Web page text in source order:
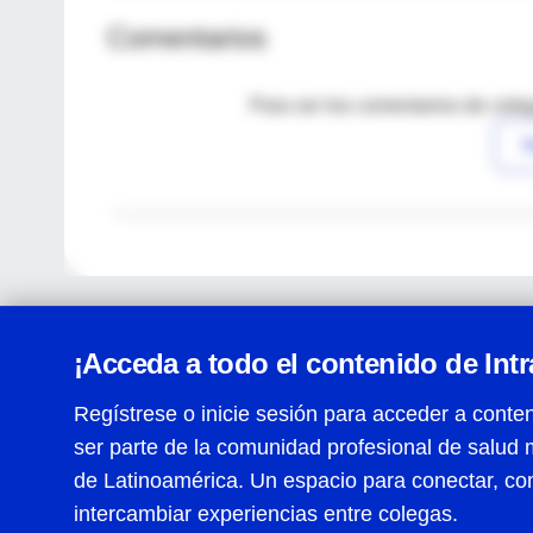
Comentarios
Para ver los comentarios de
¡Acceda a todo el contenido de
Regístrese o inicie sesión para acceder a
ser parte de la comunidad profesional de salud
de Latinoamérica. Un espacio para conectar,
intercambiar experiencias entre colegas.
Centro de Ayuda
Términos y condiciones| Políticas de privacidad